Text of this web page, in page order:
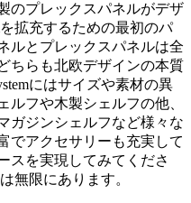
のプレックスパネルがデザ
拡充するための最初のパ
ルとプレックスパネルは全
ちらも北欧デザインの本質
にはサイズや素材の異
ルフや木製シェルフの他、
ガジンシェルフなど様々な
でアクセサリーも充実して
スを実現してみてくださ
無限にあります。